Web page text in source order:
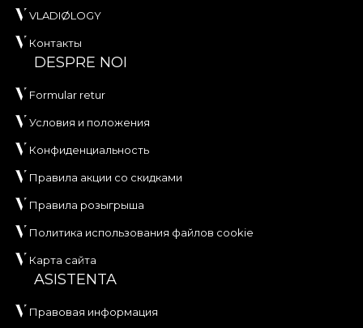
VLADIØLOGY
Контакты
DESPRE NOI
Formular retur
Условия и положения
Конфиденциальность
Правила акции со скидками
Правила розыгрыша
Политика использования файлов cookie
Карта сайта
ASISTENTA
Правовая информация